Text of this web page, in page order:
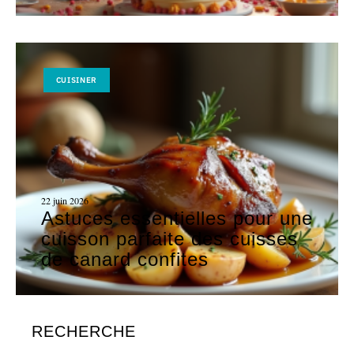
CUISINER
22 juin 2026
Astuces essentielles pour une
cuisson parfaite des cuisses
de canard confites
RECHERCHE